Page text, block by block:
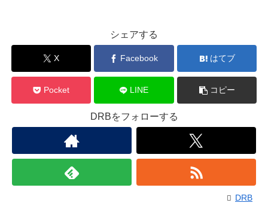
シェアする
X Facebook はてブ
Pocket LINE コピー
DRBをフォローする
DRB